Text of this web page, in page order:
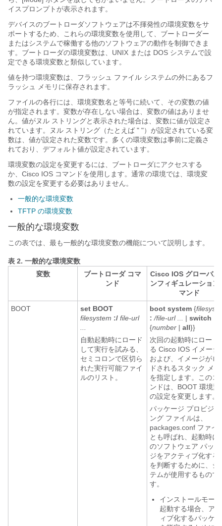
イスプロンプトが表示されます。
デバイスのブートローダソフトウェアは不揮発性の環境変数をサ
ポートするため、これらの環境変数を使用して、ブートローダー
またはシステムで稼働する他のソフトウェアの動作を制御できま
す。ブートローダの環境変数は、UNIX または DOS システムで設
定できる環境変数と類似しています。
値を持つ環境変数は、フラッシュ ファイル システムの外にあるフ
ラッシュ メモリに保存されます。
ファイルの各行には、環境変数名と等号に続いて、その変数の値
が指定されます。変数が存在しない場合は、変数の値はありませ
ん。値がヌル ストリングと表示された場合は、変数に値が設定さ
れています。ヌル ストリング（たとえば " "）が設定されている変
数は、値が設定された変数です。多くの環境変数は事前に定義さ
れており、デフォルト値が設定されています。
環境変数の設定を変更するには、ブートローダにアクセスする
か、Cisco IOS コマンドを使用します。通常の環境では、環境変
数の設定を変更する必要はありません。
一般的な環境変数
TFTP の環境変数
一般的な環境変数
この表では、最も一般的な環境変数の機能について説明します。
表 2. 一般的な環境変数
変数
ブートローダ コマ
ンド
Cisco IOS グローバル
ンフィギュレーション
マンド
BOOT
set BOOT
filesystem :/ file-url
...
自動起動時にロード
して実行を試みる、
セミコロンで区切ら
れた実行可能ファイ
ルのリスト。
boot system {
: /file-url ... | switch
{number | all}}
次回の起動時にロード
る Cisco IOS イメージ
および、 イメージがロ
ドされるスタック メ
を指定します。このコ
ンドは、BOOT 環境変
の設定を変更します。
パッケージ プロビジ
ング ファイルは、
packages.conf ファイ
とも呼ばれ、起動時に
のソフトウェア パッ
ジをアクティブ化する
を判断するために、シ
テムが使用するもので
す。
インストールモー
起動する場合、ア
ィブ化するパッケ